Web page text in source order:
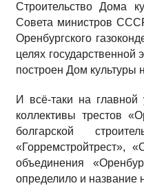
Строительство Дома
Совета министров
Оренбургского
целях государ­ственной
построен Дом культуры
И всё-таки на
коллективы трестов
болгарской
«Горремстройтрест»,
объединения
определило и на­звание